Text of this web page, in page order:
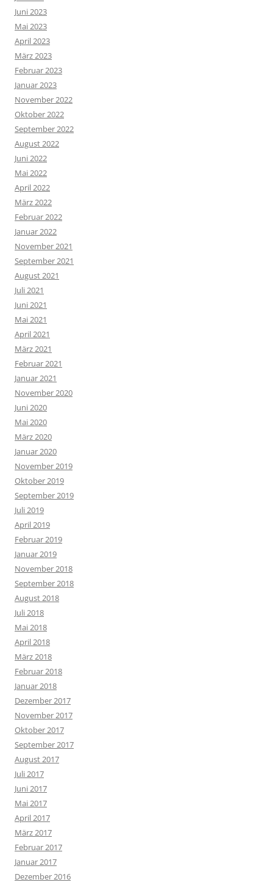
Juni 2023
Mai 2023
April 2023
März 2023
Februar 2023
Januar 2023
November 2022
Oktober 2022
September 2022
August 2022
Juni 2022
Mai 2022
April 2022
März 2022
Februar 2022
Januar 2022
November 2021
September 2021
August 2021
Juli 2021
Juni 2021
Mai 2021
April 2021
März 2021
Februar 2021
Januar 2021
November 2020
Juni 2020
Mai 2020
März 2020
Januar 2020
November 2019
Oktober 2019
September 2019
Juli 2019
April 2019
Februar 2019
Januar 2019
November 2018
September 2018
August 2018
Juli 2018
Mai 2018
April 2018
März 2018
Februar 2018
Januar 2018
Dezember 2017
November 2017
Oktober 2017
September 2017
August 2017
Juli 2017
Juni 2017
Mai 2017
April 2017
März 2017
Februar 2017
Januar 2017
Dezember 2016